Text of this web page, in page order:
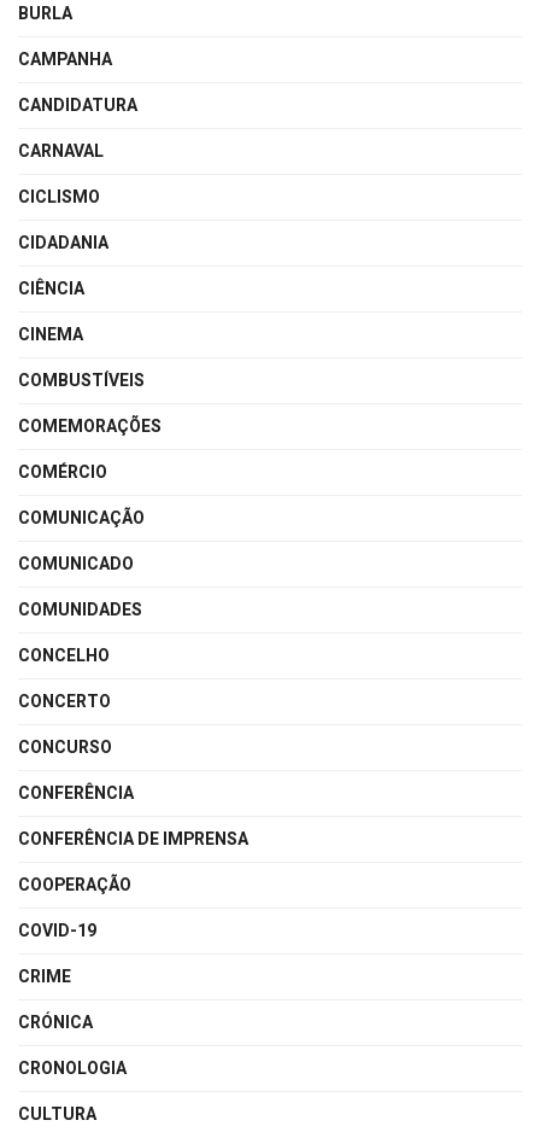
BURLA
CAMPANHA
CANDIDATURA
CARNAVAL
CICLISMO
CIDADANIA
CIÊNCIA
CINEMA
COMBUSTÍVEIS
COMEMORAÇÕES
COMÉRCIO
COMUNICAÇÃO
COMUNICADO
COMUNIDADES
CONCELHO
CONCERTO
CONCURSO
CONFERÊNCIA
CONFERÊNCIA DE IMPRENSA
COOPERAÇÃO
COVID-19
CRIME
CRÓNICA
CRONOLOGIA
CULTURA